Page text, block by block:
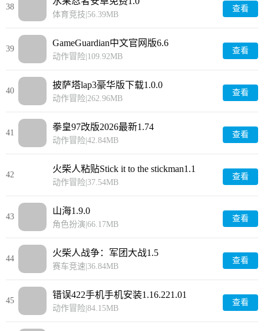
38
体育竞技 56.39MB
查看
39
GameGuardian中文官网版6.6
动作冒险 109.92MB
查看
40
披萨塔lap3豪华版下载1.0.0
动作冒险 262.96MB
查看
41
拳皇97改版2026最新1.74
动作冒险 42.84MB
查看
42
火柴人粘贴Stick it to the stickman1.1
动作冒险 37.54MB
查看
43
山海1.9.0
角色扮演 66.17MB
查看
44
火柴人战争：军团大战1.5
赛车竞速 36.84MB
查看
45
错误422手机手机安装1.16.221.01
动作冒险 84.15MB
查看